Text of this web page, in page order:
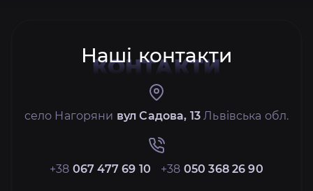
Наші контакти
КОНТАКТИ
село Нагоряни вул Садова, 13 Львівська обл.
+38 067 477 69 10 +38 050 368 26 90